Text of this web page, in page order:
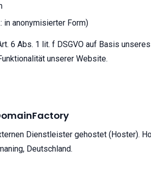
anonymisierter Form)
6 Abs. 1 lit. f DSGVO auf Basis
unserer Website.
Dienstleister gehostet (Hoster).
Deutschland.